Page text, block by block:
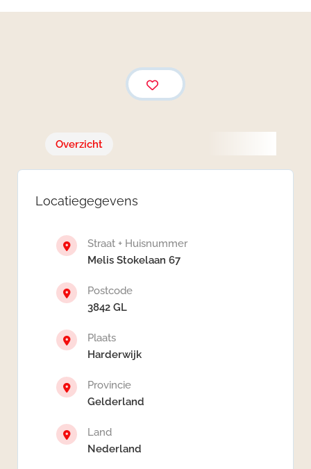
Overzicht
Locatiegegevens
Straat + Huisnummer
Melis Stokelaan 67
Postcode
3842 GL
Plaats
Harderwijk
Provincie
Gelderland
Land
Nederland